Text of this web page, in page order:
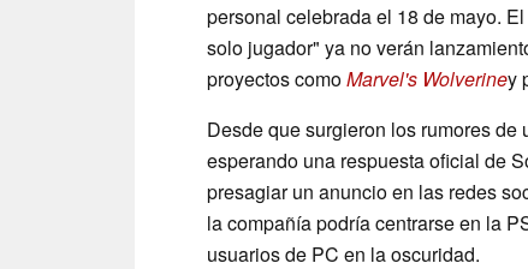
personal celebrada el 18 de mayo.
solo jugador" ya no verán
proyectos comoMarvel's Wolveriney
Desde que surgieron los rumores
esperando una respuesta oficial de
presagiar un anuncio en las redes
la compañía podría centrarse en la
usuarios de PC en la oscuridad.